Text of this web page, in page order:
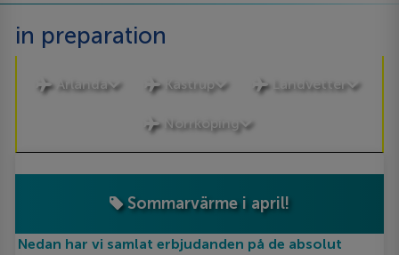
in preparation
Arlanda Kastrup Landvetter
Norrköping
Sommarvärme i april!
Nedan har vi samlat erbjudanden på de absolut